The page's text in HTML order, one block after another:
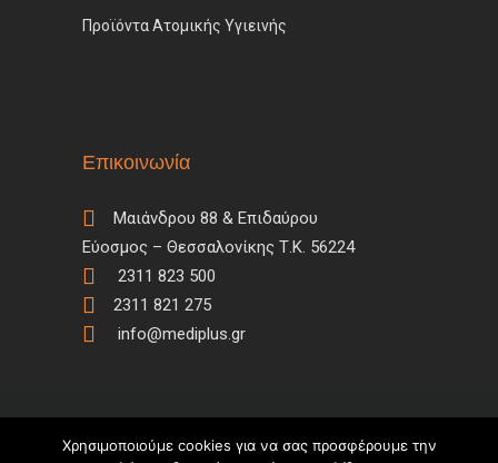
Προϊόντα Ατομικής Υγιεινής
Επικοινωνία
Μαιάνδρου 88 & Επιδαύρου
Εύοσμος – Θεσσαλονίκης Τ.Κ. 56224
2311 823 500
2311 821 275
info@mediplus.gr
Copyright © 2018 – Developed byDataspot
Χρησιμοποιούμε cookies για να σας προσφέρουμε την